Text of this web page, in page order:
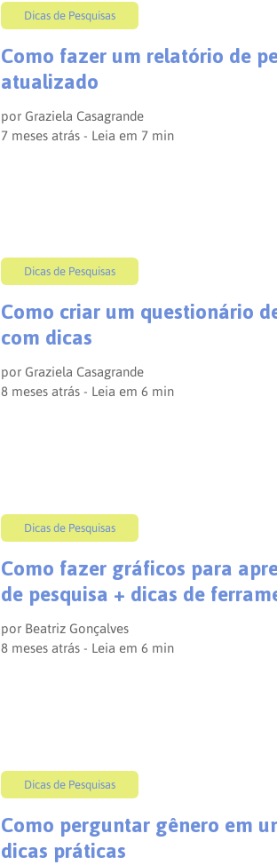
Dicas de Pesquisas
Como fazer um relatório de
atualizado
por Graziela Casagrande
7 meses atrás - Leia em 7 min
Dicas de Pesquisas
Como criar um questionário
com dicas
por Graziela Casagrande
8 meses atrás - Leia em 6 min
Dicas de Pesquisas
Como fazer gráficos para
de pesquisa + dicas de
por Beatriz Gonçalves
8 meses atrás - Leia em 6 min
Dicas de Pesquisas
Como perguntar gênero em
dicas práticas